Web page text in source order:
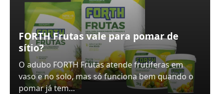
FORTH Frutas vale para pomar de
sítio?
O adubo FORTH Frutas atende frutíferas em
vaso e no solo, mas só funciona bem quando o
pomar já tem…